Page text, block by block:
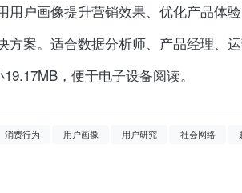
户画像提升营销效果、优化产品体
方案。适合数据分析师、产品经理、
，便于电子设备阅读。
消费行为 用户画像 用户研究 社会网络